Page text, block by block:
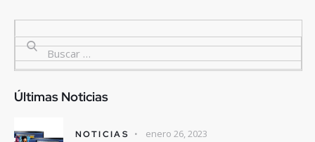
Últimas Noticias
NOTICIAS enero 26, 2023